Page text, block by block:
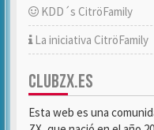
KDD´s CitröFamily
La iniciativa CitröFamily
CLUBZX.ES
Esta web es una